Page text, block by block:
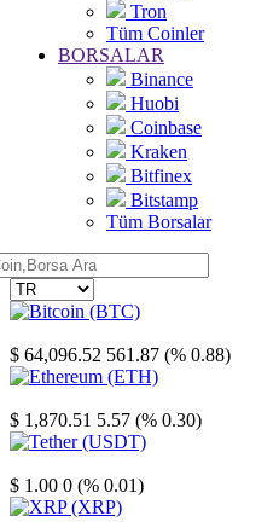
Tron
Tüm Coinler
BORSALAR
Binance
Huobi
Coinbase
Kraken
Bitfinex
Bitstamp
Tüm Borsalar
$ 64,096.52 561.87 (% 0.88)
$ 1,870.51 5.57 (% 0.30)
$ 1.00 0 (% 0.01)